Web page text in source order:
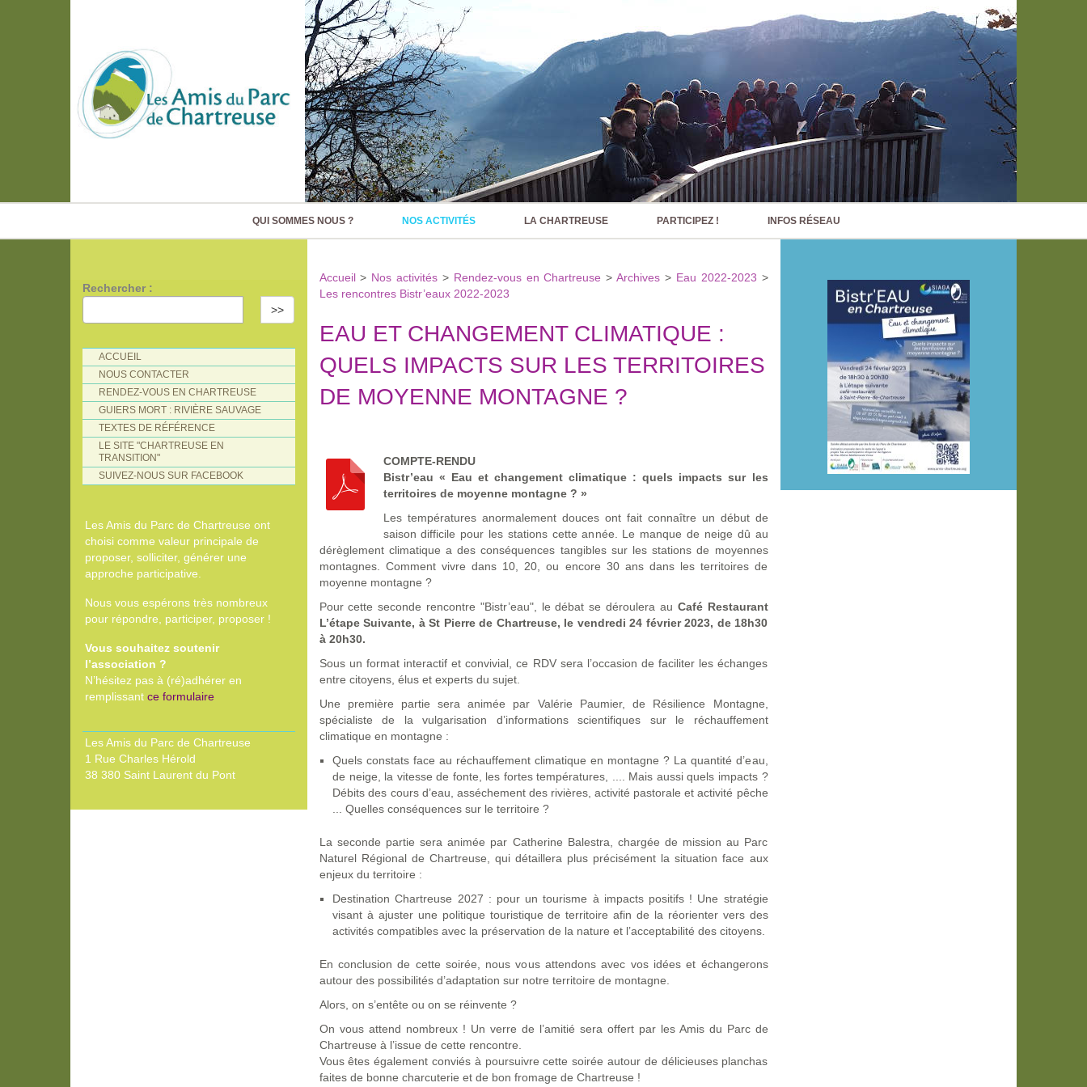
QUI SOMMES NOUS ? NOS ACTIVITÉS LA CHARTREUSE PARTICIPEZ ! INFOS RÉSEAU
Accueil> Nos activités > Rendez-vous en Chartreuse >Archives > Eau 2022-2023 >
Les rencontres Bistr’eaux 2022-2023
EAU ET CHANGEMENT CLIMATIQUE :
QUELS IMPACTS SUR LES TERRITOIRES
DE MOYENNE MONTAGNE ?
COMPTE-RENDU
Bistr’eau « Eau et changement climatique : quels impacts sur les
territoires de moyenne montagne ? »
Les températures anormalement douces ont fait connaître un début de
saison difficile pour les stations cette année. Le manque de neige dû au
dérèglement climatique a des conséquences tangibles sur les stations de moyennes
montagnes. Comment vivre dans 10, 20, ou encore 30 ans dans les territoires de
moyenne montagne ?
Pour cette seconde rencontre "Bistr’eau", le débat se déroulera au Café Restaurant
L’étape Suivante, à St Pierre de Chartreuse, le vendredi 24 février 2023, de 18h30
à 20h30.
Sous un format interactif et convivial, ce RDV sera l’occasion de faciliter les échanges
entre citoyens, élus et experts du sujet.
Une première partie sera animée par Valérie Paumier, de Résilience Montagne,
spécialiste de la vulgarisation d’informations scientifiques sur le réchauffement
climatique en montagne :
Quels constats face au réchauffement climatique en montagne ? La quantité d’eau,
de neige, la vitesse de fonte, les fortes températures, .... Mais aussi quels impacts ?
Débits des cours d’eau, asséchement des rivières, activité pastorale et activité pêche
... Quelles conséquences sur le territoire ?
La seconde partie sera animée par Catherine Balestra, chargée de mission au Parc
Naturel Régional de Chartreuse, qui détaillera plus précisément la situation face aux
enjeux du territoire :
Destination Chartreuse 2027 : pour un tourisme à impacts positifs ! Une stratégie
visant à ajuster une politique touristique de territoire afin de la réorienter vers des
activités compatibles avec la préservation de la nature et l’acceptabilité des citoyens.
En conclusion de cette soirée, nous vous attendons avec vos idées et échangerons
autour des possibilités d’adaptation sur notre territoire de montagne.
Alors, on s’entête ou on se réinvente ?
On vous attend nombreux ! Un verre de l’amitié sera offert par les Amis du Parc de
Chartreuse à l’issue de cette rencontre.
Vous êtes également conviés à poursuivre cette soirée autour de délicieuses planchas
faites de bonne charcuterie et de bon fromage de Chartreuse !
Rechercher :
>>
ACCUEIL
NOUS CONTACTER
RENDEZ-VOUS EN CHARTREUSE
GUIERS MORT : RIVIÈRE SAUVAGE
TEXTES DE RÉFÉRENCE
LE SITE "CHARTREUSE EN
TRANSITION"
SUIVEZ-NOUS SUR FACEBOOK
Les Amis du Parc de Chartreuse ont
choisi comme valeur principale de
proposer, solliciter, générer une
approche participative.
Nous vous espérons très nombreux
pour répondre, participer, proposer !
Vous souhaitez soutenir
l’association ?
N’hésitez pas à (ré)adhérer en
remplissant ce formulaire
Les Amis du Parc de Chartreuse
1 Rue Charles Hérold
38 380 Saint Laurent du Pont